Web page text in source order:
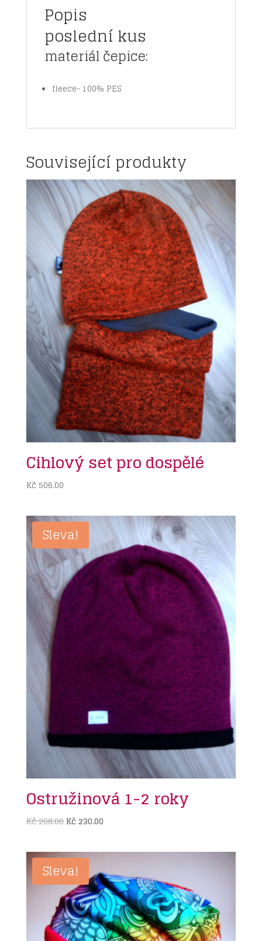
Popis
poslední kus
materiál čepice:
fleece- 100% PES
Související produkty
Cihlový set pro dospělé
Kč 506.00
Sleva!
Ostružinová 1-2 roky
Kč268.00 Původní
Kč 268.00.
Kč 230.00Aktuální
Sleva!